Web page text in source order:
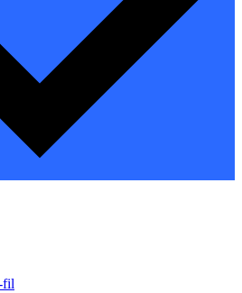
fil